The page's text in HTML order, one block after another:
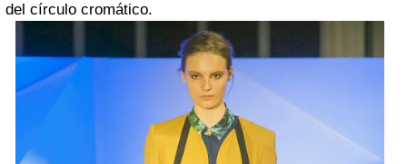
del círculo cromático.